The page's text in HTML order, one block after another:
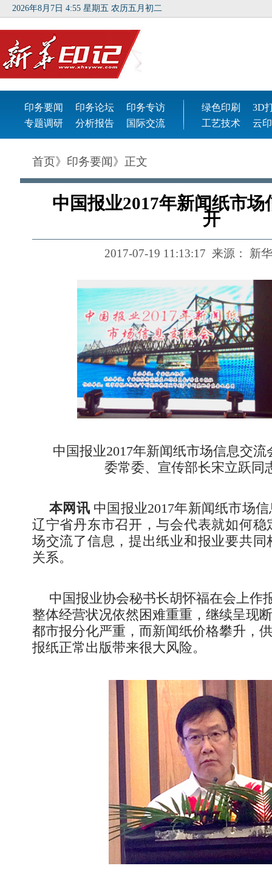
首页》 印务要闻》正文
中国报业2017年新闻纸市场
开
2017-07-19 11:13:17 来源： 新
中国报业2017年新闻纸市场信息交
委常委、宣传部长宋立跃同
本网讯中国报业2017年新闻纸市场
辽宁省丹东市召开，与会代表就如何稳
场交流了信息，提出纸业和报业要共同
关系。
中国报业协会秘书长胡怀福在会上作
整体经营状况依然困难重重，继续呈现
都市报分化严重，而新闻纸价格攀升，
报纸正常出版带来很大风险。